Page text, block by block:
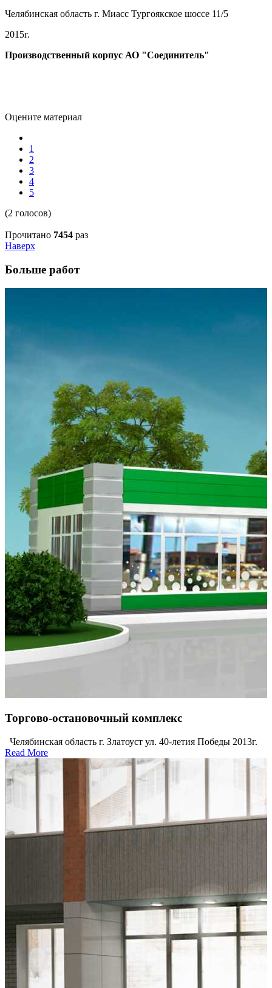
Челябинская область г. Миасс Тургоякское шоссе 11/5
2015г.
Производственный корпус АО "Соединитель"
Оцените материал
1
2
3
4
5
(2 голосов)
Прочитано 7454 раз
Наверх
Больше работ
Торгово-остановочный комплекс
Челябинская область г. Златоуст ул. 40-летия Победы 2013г.
Read More